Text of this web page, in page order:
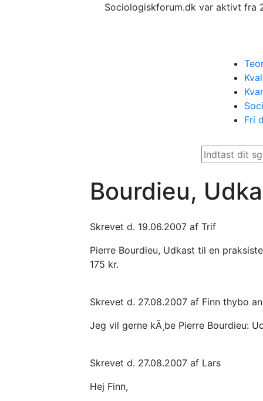
Sociologiskforum.dk var aktivt fra
Fri
Bourdieu,
Skrevet d. 19.06.2007 af Trif
Pierre Bourdieu, Udkast til en
175 kr.
Skrevet d. 27.08.2007 af Finn thybo
Jeg vil gerne kÃ¸be Pierre Bourdieu:
Skrevet d. 27.08.2007 af Lars
Hej Finn,